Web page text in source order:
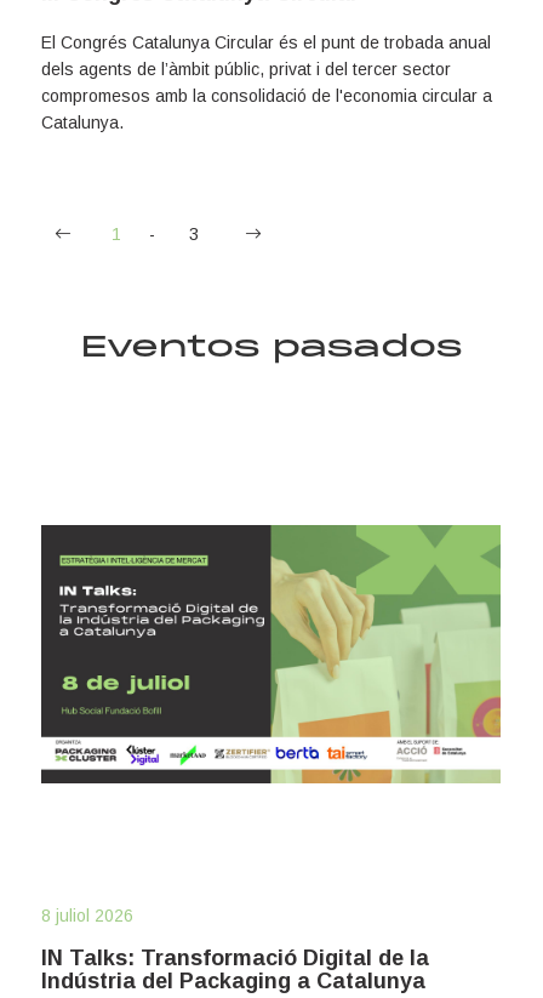
El Congrés Catalunya Circular és el punt de trobada anual
dels agents de l’àmbit públic, privat i del tercer sector
compromesos amb la consolidació de l'economia circular a
Catalunya.
« 1
r
3 »
Eventos pasados
IN Talks: Transformació Digital de la
Indústria del Packaging a Catalunya
8 juliol 2026